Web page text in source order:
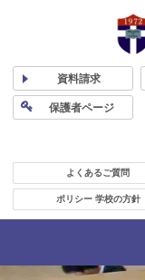
資料請求
保護者ページ
よくあるご質問
ポリシー 学校の方針